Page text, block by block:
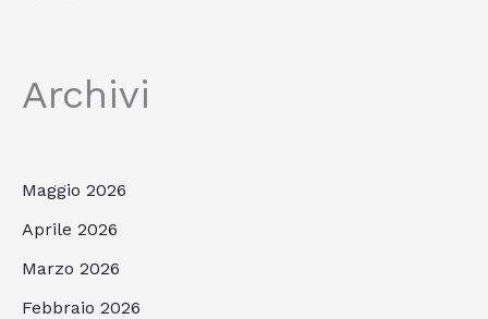
Archivi
Maggio 2026
Aprile 2026
Marzo 2026
Febbraio 2026